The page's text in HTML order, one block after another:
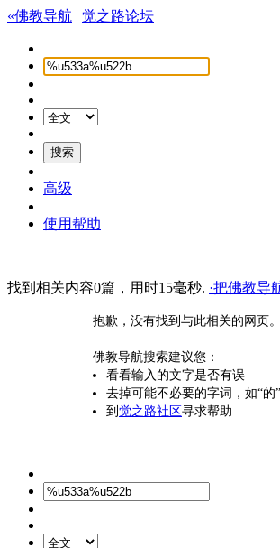
«佛教导航 | 觉之路论坛
高级
使用帮助
找到相关内容0篇，用时15毫秒. ·把佛教导
抱歉，没有找到与此相关的网页。
佛教导航搜索建议您：
看看输入的文字是否有误
去掉可能不必要的字词，如“的
到 觉之路社区寻求帮助